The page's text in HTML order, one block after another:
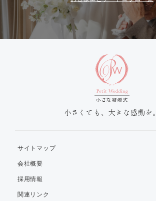
小さくても、大きな感動を。
サイトマップ
会社概要
採用情報
関連リンク